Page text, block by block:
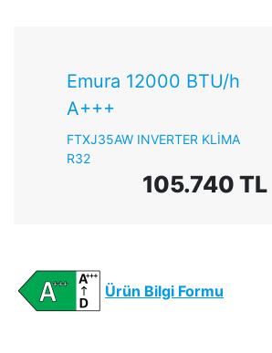
Emura 12000 BTU/h
A+++
FTXJ35AW INVERTER KLİMA
R32
105.740 TL
Ürün Bilgi Formu